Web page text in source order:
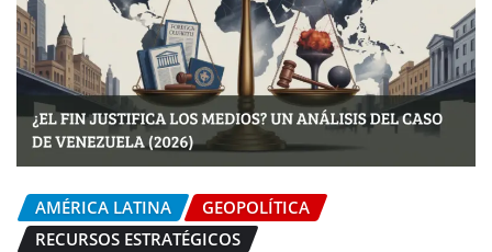
AMÉRICA LATINA
GEOPOLÍTICA
RECURSOS ESTRATÉGICOS